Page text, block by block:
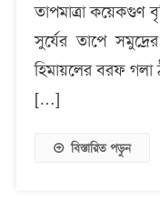
তাপমাত্রা কয়েকগুণ
সুর্যের তাপে
হিমায়লের বরফ গলা
[…]
বিস্তারিত পড়ুন